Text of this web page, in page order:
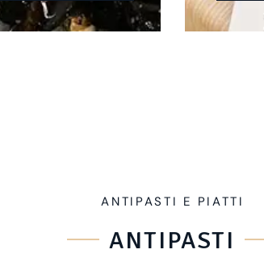
ANTIPASTI E PIATTI
ANTIPASTI